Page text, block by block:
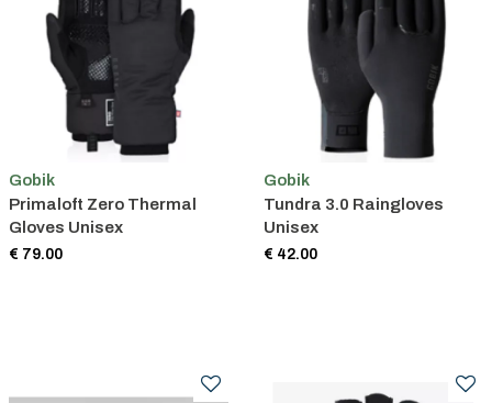
Gobik
Primaloft Zero Thermal
Gloves Unisex
€ 79.00
Gobik
Tundra 3.0 Raingloves
Unisex
€ 42.00